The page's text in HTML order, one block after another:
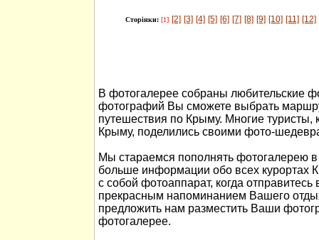
Сторінки: [1] [2] [3] [4] [5] [6] [7] [8] [9] [10] [11] [12]
В фотогалерее собраны любительские
фотографий Вы сможете выбрать
путешествия по Крыму. Многие туристы,
Крыму, поделились своими фото-
Мы стараемся пополнять фотогалерею
больше информации обо всех курортах
с собой фотоаппарат, когда
прекрасным напоминанием Вашего
предложить нам разместить Ваши
фотогалерее.